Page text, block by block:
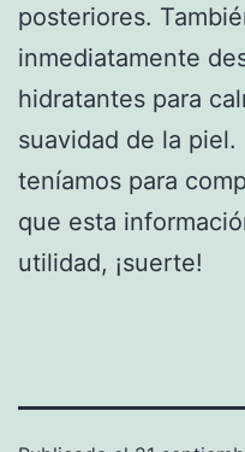
posteriores.
inmediatamente
hidratantes para
suavidad de la piel.
teníamos para
que esta
utilidad, ¡suerte!